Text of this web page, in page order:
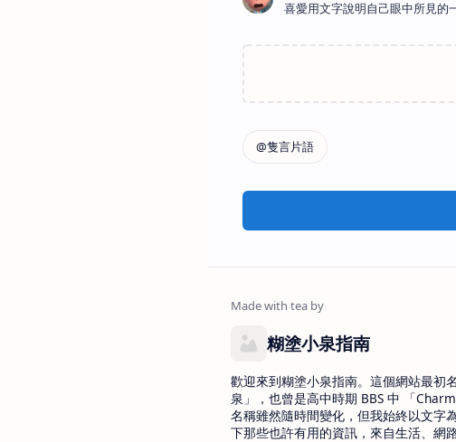
喜愛用文字說明自己眼中所見的
糊塗小泉指南
歡迎來到糊塗小泉指南。這個網站最初
泉」，也曾是高中時期 BBS 中 「
名稱雖然隨時間變化，但我始終以文字
下那些也許有用的資訊，來自生活、網